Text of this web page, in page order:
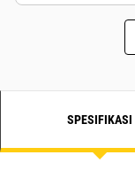
SPESIFIKASI